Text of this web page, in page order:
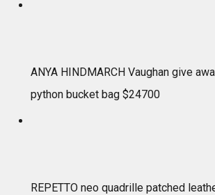
ANYA HINDMARCH Vaughan give
python bucket bag $24700
REPETTO neo quadrille patched